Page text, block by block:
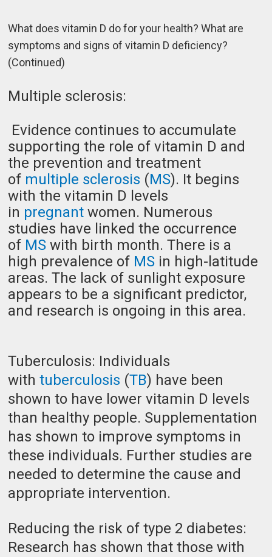
What does vitamin D do for your health? What are
symptoms and signs of vitamin D deficiency?
(Continued)
Multiple sclerosis:
Evidence continues to accumulate
supporting the role of vitamin D and
the prevention and treatment
of multiple sclerosis (MS). It begins
with the vitamin D levels
in pregnant women. Numerous
studies have linked the occurrence
of MS with birth month. There is a
high prevalence of MS in high-latitude
areas. The lack of sunlight exposure
appears to be a significant predictor,
and research is ongoing in this area.
Tuberculosis: Individuals
withtuberculosis (TB) have been
shown to have lower vitamin D levels
than healthy people. Supplementation
has shown to improve symptoms in
these individuals. Further studies are
needed to determine the cause and
appropriate intervention.
Reducing the risk of type 2 diabetes:
Research has shown that those with